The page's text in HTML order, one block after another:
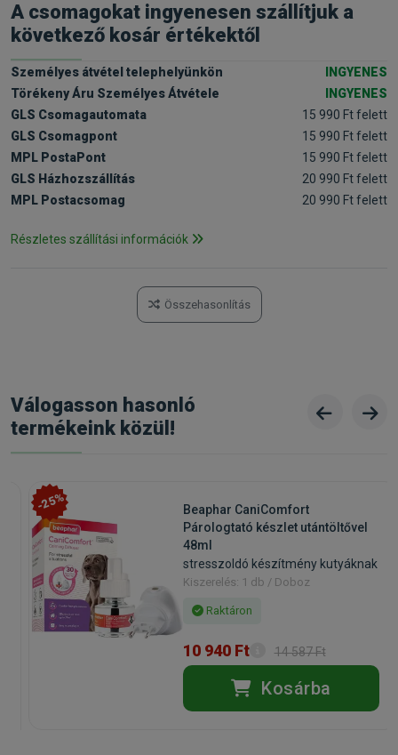
A csomagokat ingyenesen szállítjuk a
következő kosár értékektől
Személyes átvétel telephelyünkön
INGYENES
Törékeny Áru Személyes Átvétele
INGYENES
GLS Csomagautomata
15 990 Ft felett
GLS Csomagpont
15 990 Ft felett
MPL PostaPont
15 990 Ft felett
GLS Házhozszállítás
20 990 Ft felett
MPL Postacsomag
20 990 Ft felett
Részletes szállítási információk
Összehasonlítás
Válogasson hasonló
termékeink közül!
-25%
Beaphar CaniComfort
Párologtató készlet utántöltővel
48ml
stresszoldó készítmény kutyáknak
Kiszerelés: 1 db / Doboz
Raktáron
10 940 Ft 14 587 Ft
Kosárba